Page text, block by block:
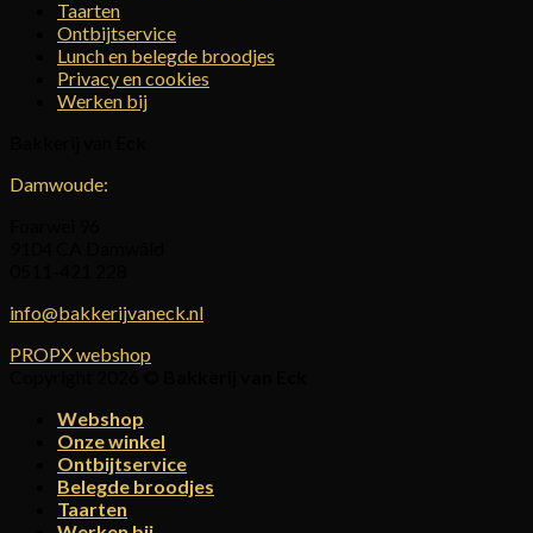
Taarten
Ontbijtservice
Lunch en belegde broodjes
Privacy en cookies
Werken bij
Damwoude:
info@bakkerijvaneck.nl
PROPX webshop
Webshop
Onze winkel
Ontbijtservice
Belegde broodjes
Taarten